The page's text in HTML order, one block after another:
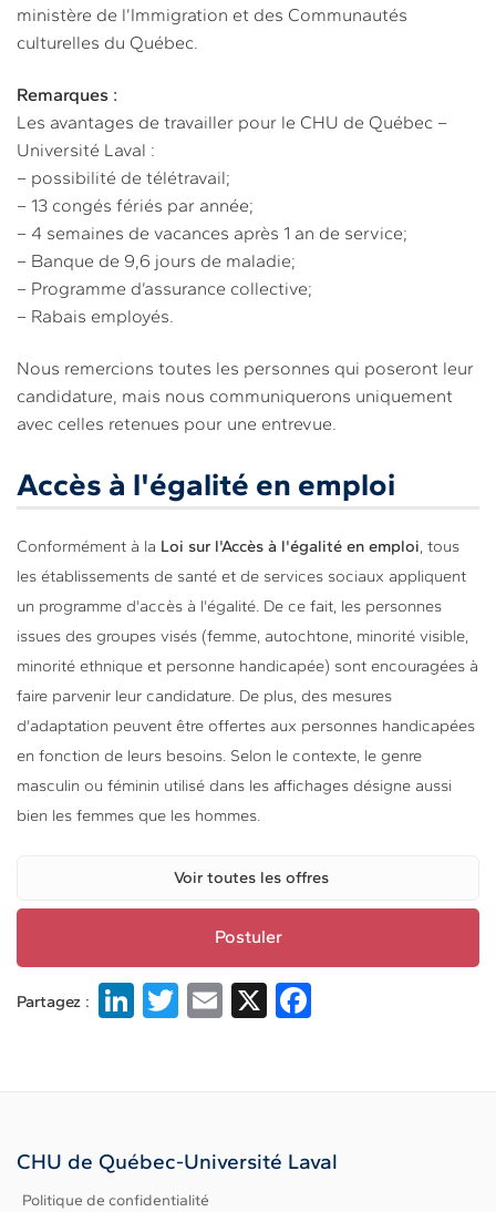
ministère de l’Immigration et des Communautés
culturelles du Québec.
Remarques :
Les avantages de travailler pour le CHU de Québec –
Université Laval :
– possibilité de télétravail;
– 13 congés fériés par année;
– 4 semaines de vacances après 1 an de service;
– Banque de 9,6 jours de maladie;
– Programme d’assurance collective;
– Rabais employés.
Nous remercions toutes les personnes qui poseront leur
candidature, mais nous communiquerons uniquement
avec celles retenues pour une entrevue.
Accès à l'égalité en emploi
Conformément à la Loi sur l'Accès à l'égalité en emploi , tous
les établissements de santé et de services sociaux appliquent
un programme d'accès à l'égalité. De ce fait, les personnes
issues des groupes visés (femme, autochtone, minorité visible,
minorité ethnique et personne handicapée) sont encouragées à
faire parvenir leur candidature. De plus, des mesures
d'adaptation peuvent être offertes aux personnes handicapées
en fonction de leurs besoins. Selon le contexte, le genre
masculin ou féminin utilisé dans les affichages désigne aussi
bien les femmes que les hommes.
Postuler
Partagez :
Li
dI
n
T
E
X
o
CHU de Québec-Université Laval
Politique de confidentialité